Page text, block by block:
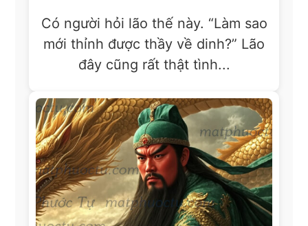
Có người hỏi lão thế này. “Làm sao
mới thỉnh được thầy về dinh?” Lão
đây cũng rất thật tình...